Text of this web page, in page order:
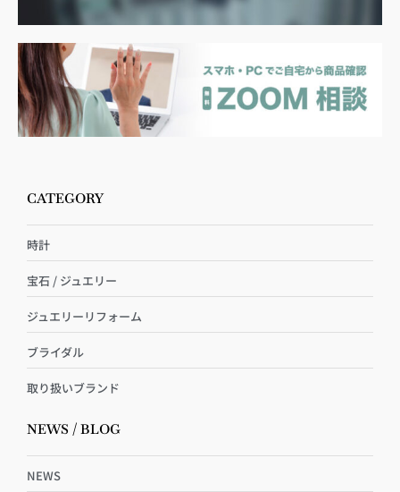
CATEGORY
時計
宝石 / ジュエリー
ジュエリーリフォーム
ブライダル
取り扱いブランド
NEWS / BLOG
NEWS